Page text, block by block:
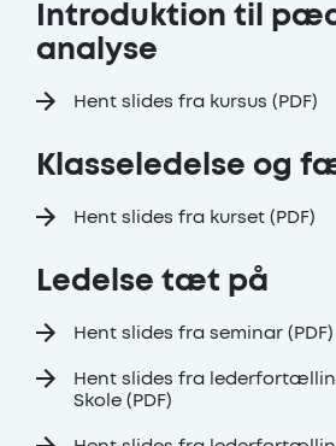
Introduktion til
analyse
Hent slides fra kursus (PDF)
Klasseledelse og
Hent slides fra kurset (PDF)
Ledelse tæt på
Hent slides fra seminar (PDF)
Hent slides fra
Skole (PDF)